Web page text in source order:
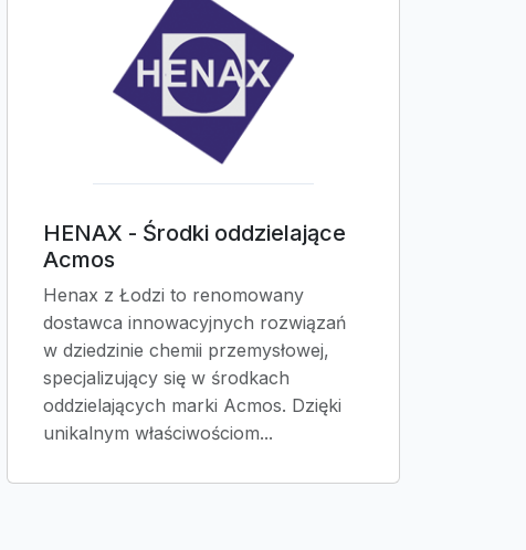
HENAX - Środki oddzielające
Acmos
Henax z Łodzi to renomowany
dostawca innowacyjnych rozwiązań
w dziedzinie chemii przemysłowej,
specjalizujący się w środkach
oddzielających marki Acmos. Dzięki
unikalnym właściwościom...